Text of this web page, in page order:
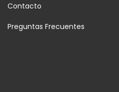
Contacto
Preguntas Frecuentes